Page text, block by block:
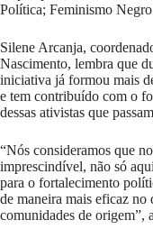
Política; Feminismo
Silene Arcanja,
Nascimento, lembra que
iniciativa já formou mais
e tem contribuído com o
dessas ativistas que
“Nós consideramos que
imprescindível, não só
para o fortalecimento
de maneira mais eficaz no
comunidades de origem”,